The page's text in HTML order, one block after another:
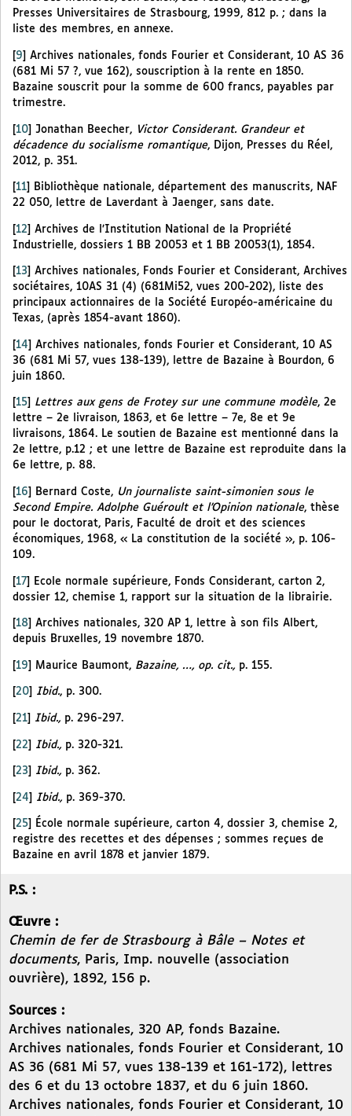
Presses Universitaires de Strasbourg, 1999, 812 p. ; dans la
liste des membres, en annexe.
9
Archives nationales, fonds Fourier et Considerant, 10 AS 36
(681 Mi 57 ?, vue 162), souscription à la rente en 1850.
Bazaine souscrit pour la somme de 600 francs, payables par
trimestre.
[10] Jonathan Beecher, Victor Considerant. Grandeur et
décadence du socialisme romantique, Dijon, Presses du Réel,
2012, p. 351.
11
Bibliothèque nationale, département des manuscrits, NAF
22 050, lettre de Laverdant à Jaenger, sans date.
[12] Archives de l’Institution National de la Propriété
Industrielle, dossiers 1 BB 20053 et 1 BB 20053(1), 1854.
13
Archives nationales, Fonds Fourier et Considerant, Archives
sociétaires, 10AS 31 (4) (681Mi52, vues 200-202), liste des
principaux actionnaires de la Société Européo-américaine du
Texas, (après 1854-avant 1860).
[14] Archives nationales, fonds Fourier et Considerant, 10 AS
36 (681 Mi 57, vues 138-139), lettre de Bazaine à Bourdon, 6
juin 1860.
15 Lettres aux gens de Frotey sur une commune modèle, 2e
lettre – 2e livraison, 1863, et 6e lettre – 7e, 8e et 9e
livraisons, 1864. Le soutien de Bazaine est mentionné dans la
2e lettre, p.12 ; et une lettre de Bazaine est reproduite dans la
6e lettre, p. 88.
16 Bernard Coste, Un journaliste saint-simonien sous le
Second Empire. Adolphe Guéroult et l’Opinion nationale, thèse
pour le doctorat, Paris, Faculté de droit et des sciences
économiques, 1968, « La constitution de la société », p. 106-
109.
[17]
Ecole normale supérieure, Fonds Considerant, carton 2,
dossier 12, chemise 1, rapport sur la situation de la librairie.
18
Archives nationales, 320 AP 1, lettre à son fils Albert,
depuis Bruxelles, 19 novembre 1870.
[19] Maurice Baumont, Bazaine, …, op. cit., p. 155.
20 Ibid., p. 300.
21 Ibid., p. 296-297.
[22] Ibid., p. 320-321.
23 Ibid., p. 362.
[24] Ibid., p. 369-370.
25
École normale supérieure, carton 4, dossier 3, chemise 2,
registre des recettes et des dépenses ; sommes reçues de
Bazaine en avril 1878 et janvier 1879.
P.S. :
Œuvre :
Chemin de fer de Strasbourg à Bâle – Notes et
documents, Paris, Imp. nouvelle (association
ouvrière), 1892, 156 p.
Sources :
Archives nationales, 320 AP, fonds Bazaine.
Archives nationales, fonds Fourier et Considerant, 10
AS 36 (681 Mi 57, vues 138-139 et 161-172), lettres
des 6 et du 13 octobre 1837, et du 6 juin 1860.
Archives nationales, fonds Fourier et Considerant, 10